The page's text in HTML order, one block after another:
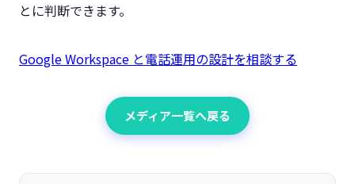
とに判断できます。
Google Workspace と電話運用の設計を相談する
メディア一覧へ戻る